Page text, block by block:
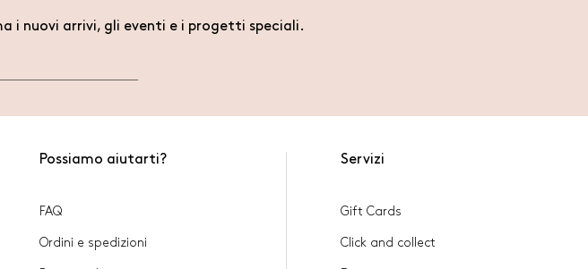
i nuovi arrivi, gli eventi e i progetti speciali.
Possiamo aiutarti?
FAQ
Ordini e spedizioni
Servizi
Gift Cards
Click and collect